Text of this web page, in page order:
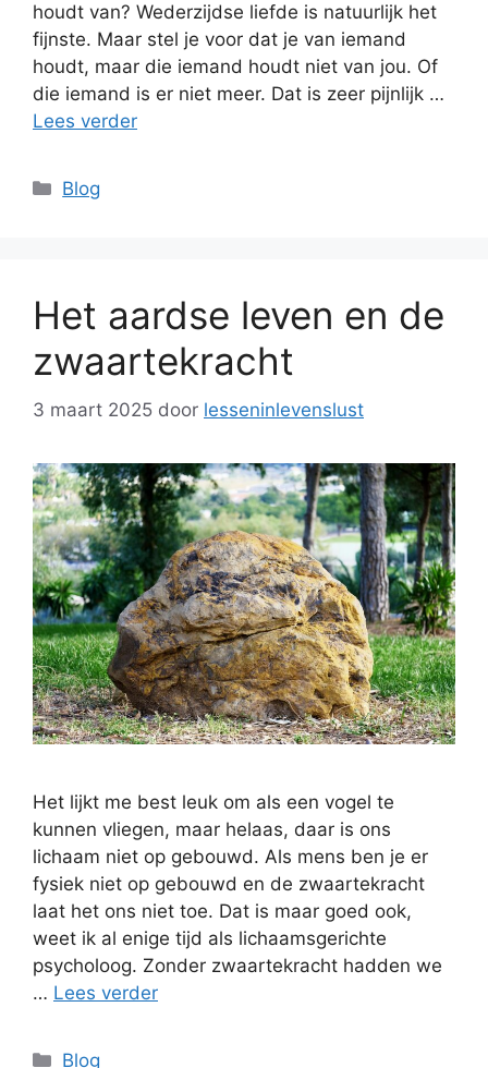
houdt van? Wederzijdse liefde is natuurlijk het
fijnste. Maar stel je voor dat je van iemand
houdt, maar die iemand houdt niet van jou. Of
die iemand is er niet meer. Dat is zeer pijnlijk …
Lees verder
Categorieën
Blog
Het aardse leven en de
zwaartekracht
3 maart 2025 door lesseninlevenslust
Het lijkt me best leuk om als een vogel te
kunnen vliegen, maar helaas, daar is ons
lichaam niet op gebouwd. Als mens ben je er
fysiek niet op gebouwd en de zwaartekracht
laat het ons niet toe. Dat is maar goed ook,
weet ik al enige tijd als lichaamsgerichte
psycholoog. Zonder zwaartekracht hadden we
… Lees verder
Categorieën
Blog